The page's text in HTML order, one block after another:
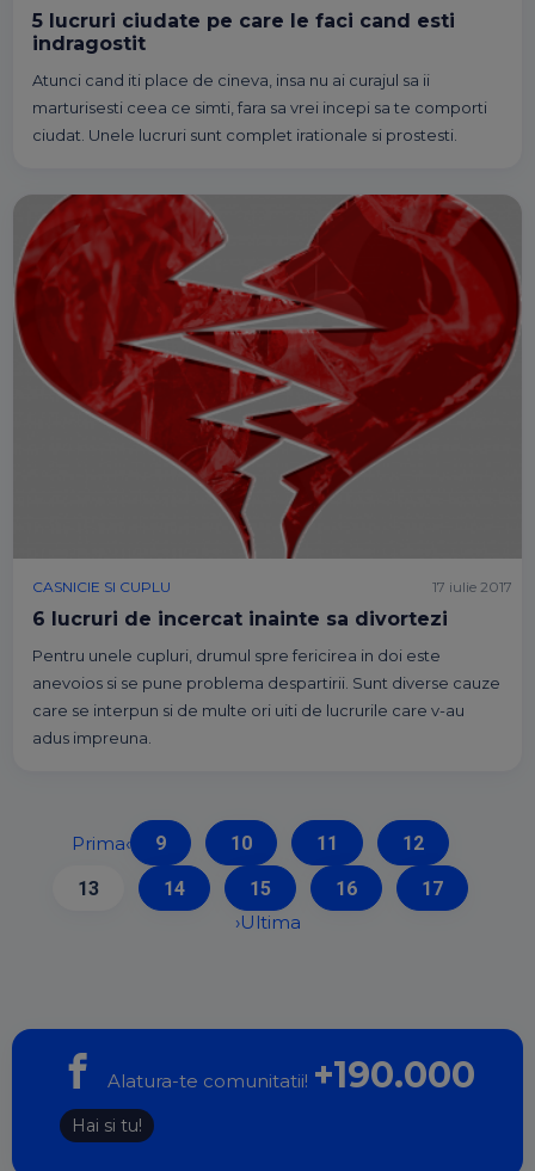
5 lucruri ciudate pe care le faci cand esti
indragostit
Atunci cand iti place de cineva, insa nu ai curajul sa ii
marturisesti ceea ce simti, fara sa vrei incepi sa te comporti
ciudat. Unele lucruri sunt complet irationale si prostesti.
CASNICIE SI CUPLU
6 lucruri de incercat inainte sa divortezi
Pentru unele cupluri, drumul spre fericirea in doi este
anevoios si se pune problema despartirii. Sunt diverse cauze
care se interpun si de multe ori uiti de lucrurile care v-au
adus impreuna.
17 iulie 2017
Prima‹ 9 10 11
12
13
14 15 16
17
›Ultima
Alatura-te comunitatii! +190.000
Hai si tu!